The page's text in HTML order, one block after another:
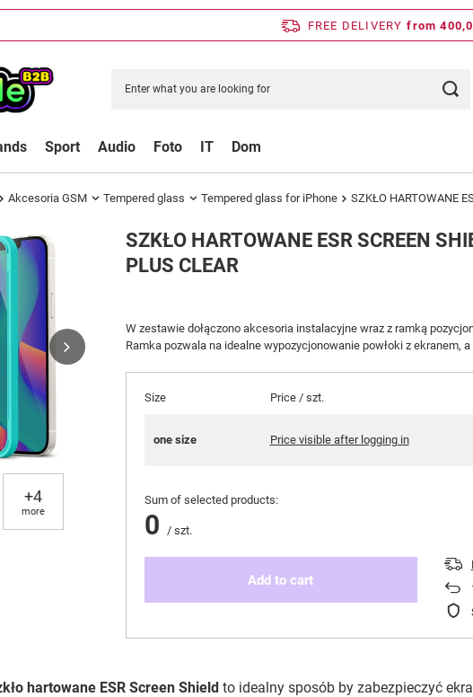
FREE DELIVERY from
Sport Audio Foto IT Dom
Akcesoria GSM Tempered glass Tempered glass for iPhone SZKŁO HARTOWANE
+4
more
SZKŁO HARTOWANE ESR SCREEN
PLUS CLEAR
W zestawie dołączono akcesoria instalacyjne wraz z ramką
Ramka pozwala na idealne wypozycjonowanie powłoki z ekranem,
Size Price / szt.
one size Price visible after logging in
Sum of selected products:
0 / szt.
Add to cart
hartowane ESR Screen Shield to idealny sposób by zabezpieczyć